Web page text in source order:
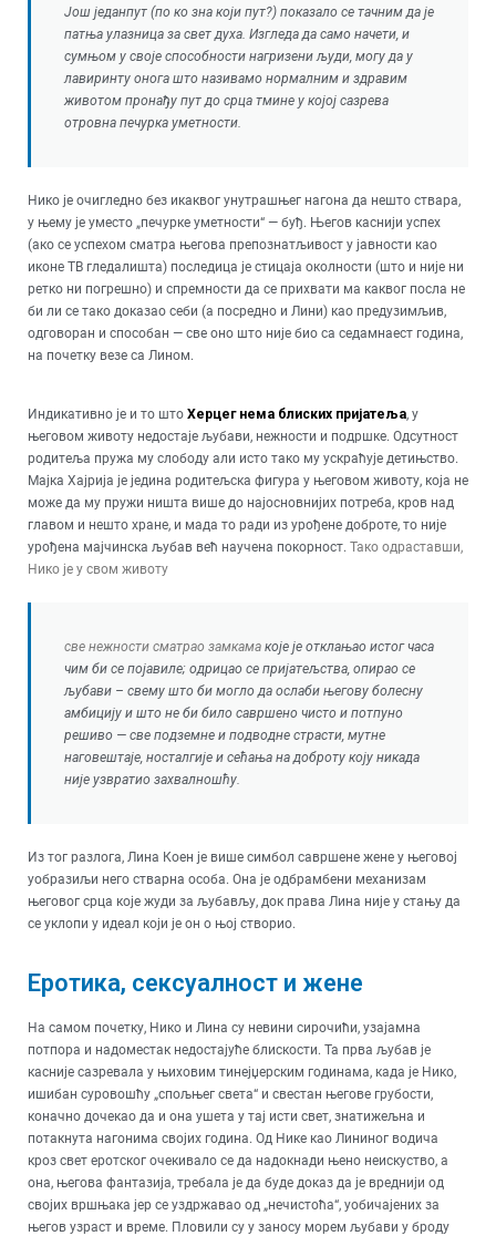
Још једанпут (по ко зна који пут?) показало се тачним да је
патња улазница за свет духа. Изгледа да само начети, и
сумњом у своје способности нагризени људи, могу да у
лавиринту онога што називамо нормалним и здравим
животом пронађу пут до срца тмине у којој сазрева
отровна печурка уметности.
Нико је очигледно без икаквог унутрашњег нагона да нешто ствара,
у њему је уместо „печурке уметности“ — буђ. Његов каснији успех
(ако се успехом сматра његова препознатљивост у јавности као
иконе ТВ гледалишта) последица је стицаја околности (што и није ни
ретко ни погрешно) и спремности да се прихвати ма каквог посла не
би ли се тако доказао себи (а посредно и Лини) као предузимљив,
одговоран и способан — све оно што није био са седамнаест година,
на почетку везе са Лином.
Индикативно је и то што Херцег нема блиских пријатеља, у
његовом животу недостаје љубави, нежности и подршке. Одсутност
родитеља пружа му слободу али исто тако му ускраћује детињство.
Мајка Хајрија је једина родитељска фигура у његовом животу, која не
може да му пружи ништа више до најосновнијих потреба, кров над
главом и нешто хране, и мада то ради из урођене доброте, то није
урођена мајчинска љубав већ научена покорност. Тако одраставши,
Нико је у свом животу
све нежности сматрао замкама које је отклањао истог часа
чим би се појавиле; одрицао се пријатељства, опирао се
љубави – свему што би могло да ослаби његову болесну
амбицију и што не би било савршено чисто и потпуно
решиво — све подземне и подводне страсти, мутне
наговештаје, носталгије и сећања на доброту коју никада
није узвратио захвалношћу.
Из тог разлога, Лина Коен је више симбол савршене жене у његовој
уобразиљи него стварна особа. Она је одбрамбени механизам
његовог срца које жуди за љубављу, док права Лина није у стању да
се уклопи у идеал који је он о њој створио.
Еротика, сексуалност и жене
На самом почетку, Нико и Лина су невини сирочићи, узајамна
потпора и надоместак недостајуће блискости. Та прва љубав је
касније сазревала у њиховим тинејџерским годинама, када је Нико,
ишибан суровошћу „спољњег света“ и свестан његове грубости,
коначно дочекао да и она ушета у тај исти свет, знатижељна и
потакнута нагонима својих година. Од Нике као Лининог водича
кроз свет еротског очекивало се да надокнади њено неискуство, а
она, његова фантазија, требала је да буде доказ да је вреднији од
својих вршњака јер се уздржавао од „нечистоћа“, уобичајених за
његов узраст и време. Пловили су у заносу морем љубави у броду